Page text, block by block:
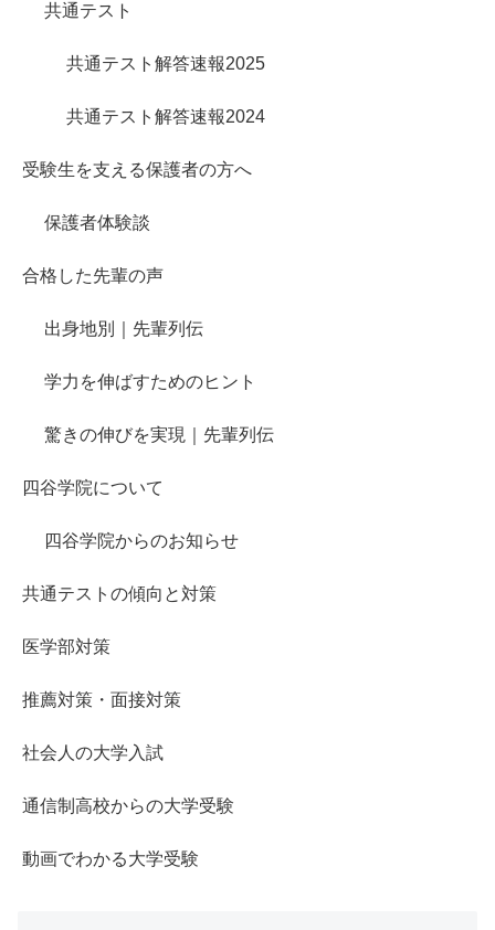
共通テスト
共通テスト解答速報2025
共通テスト解答速報2024
受験生を支える保護者の方へ
保護者体験談
合格した先輩の声
出身地別｜先輩列伝
学力を伸ばすためのヒント
驚きの伸びを実現｜先輩列伝
四谷学院について
四谷学院からのお知らせ
共通テストの傾向と対策
医学部対策
推薦対策・面接対策
社会人の大学入試
通信制高校からの大学受験
動画でわかる大学受験